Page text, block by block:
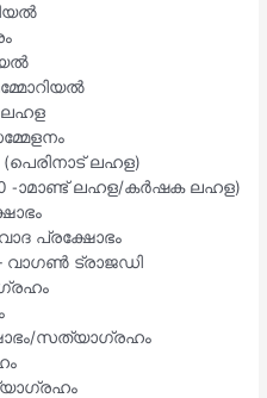
ലഹള
ലഹള)
-ാമാണ്ട് ലഹള/കർഷക ലഹള)
പ്രക്ഷോഭം
വാഗൺ ട്രാജഡി
സത്യാഗ്രഹം